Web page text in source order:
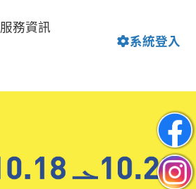
服務資訊
系統登入